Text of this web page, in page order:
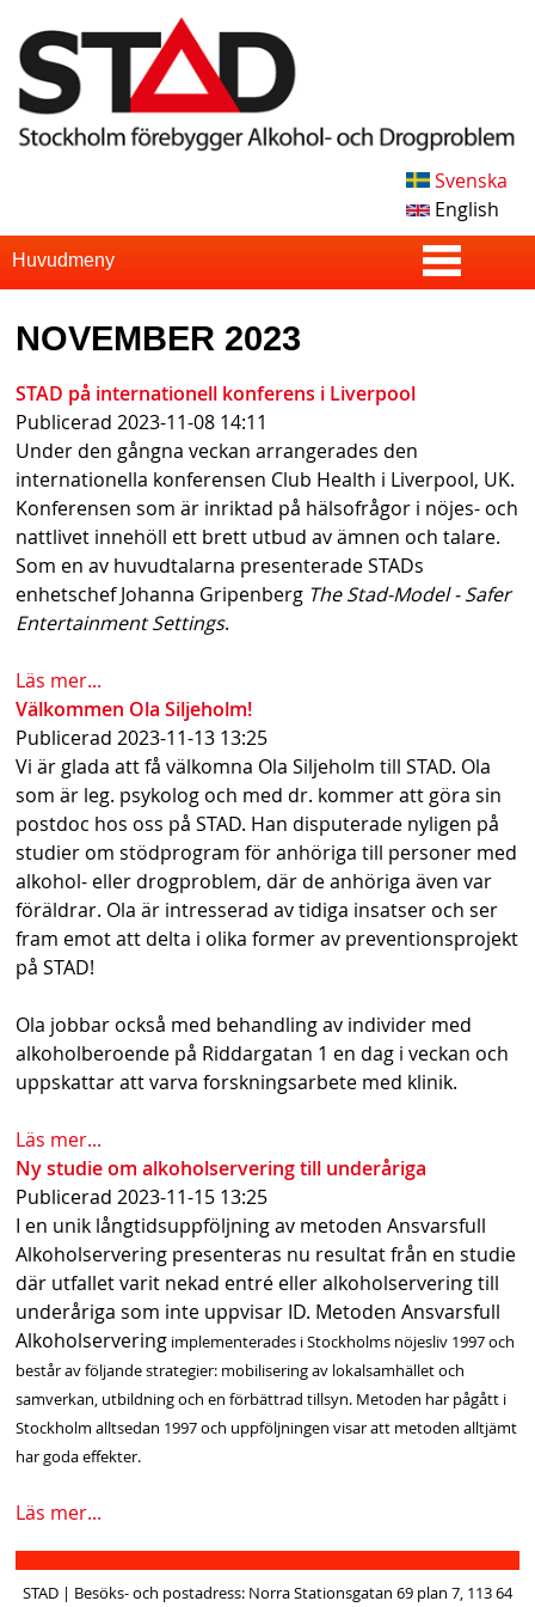
Skip
to
main
content
T
Svenska
English
S
u
h
b
Huvudmeny
NOVEMBER 2023
STAD på internationell konferens i Liverpool
Publicerad2023-11-08 14:11
Under den gångna veckan arrangerades den
internationella konferensen Club Health i Liverpool, UK.
Konferensen som är inriktad på hälsofrågor i nöjes- och
nattlivet innehöll ett brett utbud av ämnen och talare.
Som en av huvudtalarna presenterade STADs
enhetschef Johanna Gripenberg The Stad-Model - Safer
Entertainment Settings.
Läs mer...
Välkommen Ola Siljeholm!
Publicerad2023-11-13 13:25
Vi är glada att få välkomna Ola Siljeholm till STAD. Ola
som är leg. psykolog och med dr. kommer att göra sin
postdoc hos oss på STAD. Han disputerade nyligen på
studier om stödprogram för anhöriga till personer med
alkohol- eller drogproblem, där de anhöriga även var
föräldrar. Ola är intresserad av tidiga insatser och ser
fram emot att delta i olika former av preventionsprojekt
på STAD!
Ola jobbar också med behandling av individer med
alkoholberoende på Riddargatan 1 en dag i veckan och
uppskattar att varva forskningsarbete med klinik.
Läs mer...
Ny studie om alkoholservering till underåriga
Publicerad2023-11-15 13:25
I en unik långtidsuppföljning av metoden Ansvarsfull
Alkoholservering presenteras nu resultat från en studie
där utfallet varit nekad entré eller alkoholservering till
underåriga som inte uppvisar ID. Metoden Ansvarsfull
Alkoholservering implementerades i Stockholms nöjesliv 1997 och
består av följande strategier: mobilisering av lokalsamhället och
samverkan, utbildning och en förbättrad tillsyn. Metoden har pågått i
Stockholm alltsedan 1997 och uppföljningen visar att metoden alltjämt
har goda effekter.
Läs mer...
STAD | Besöks- och postadress: Norra Stationsgatan 69 plan 7, 113 64